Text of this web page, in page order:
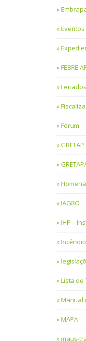
Eventos
FEBRE
Feriados
Fórum
GRETAP
IAGRO
IHP –
Lista de
Manual
MAPA
maus-